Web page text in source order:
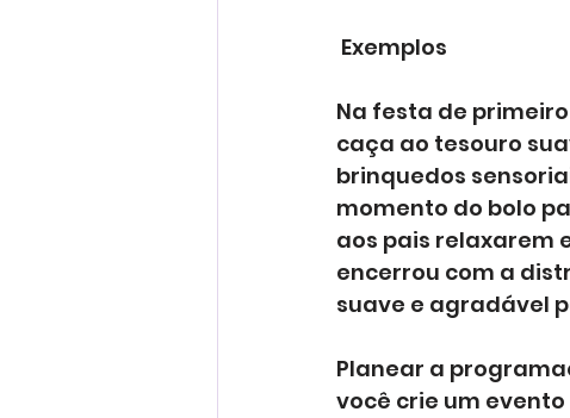
Exemplos
Na festa de
caça ao tesouro
brinquedos
momento do bolo
aos pais relaxarem
encerrou com a
suave e agradável
Planear a
você crie um